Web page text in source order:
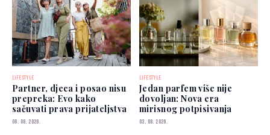
LIFESTYLE
Partner, djeca i posao nisu
prepreka: Evo kako
sačuvati prava prijateljstva
06. 08. 2026.
LIFESTYLE
Jedan parfem više nije
dovoljan: Nova era
mirisnog potpisivanja
03. 08. 2026.